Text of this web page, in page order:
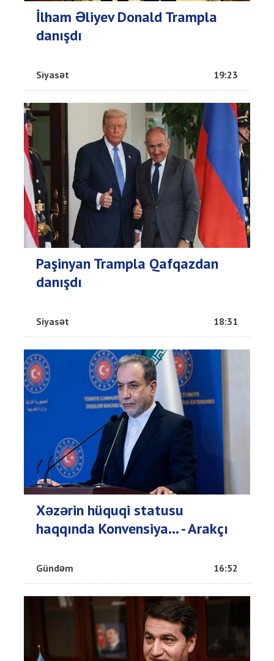
İlham Əliyev Donald Trampla
danışdı
Siyasət 19:23
Paşinyan Trampla Qafqazdan
danışdı
Siyasət 18:31
Xəzərin hüquqi statusu
haqqında Konvensiya... - Arakçı
Gündəm 16:52